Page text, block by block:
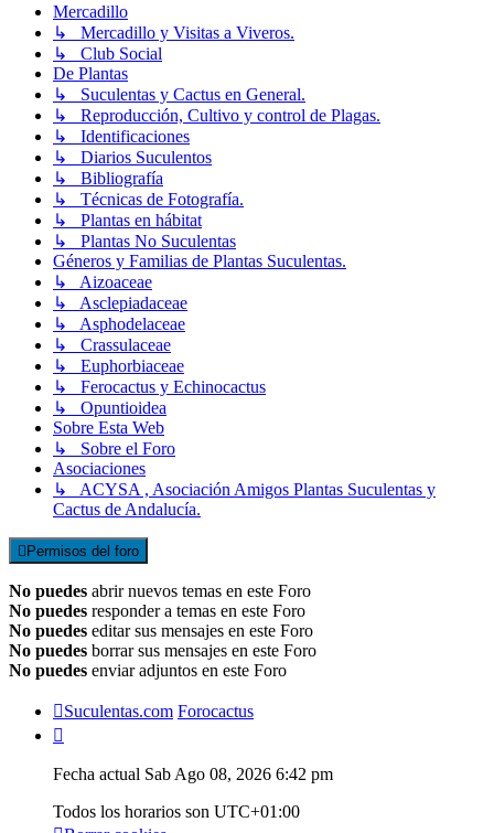
Mercadillo
↳ Mercadillo y Visitas a Viveros.
↳ Club Social
De Plantas
↳ Suculentas y Cactus en General.
↳ Reproducción, Cultivo y control de Plagas.
↳ Identificaciones
↳ Diarios Suculentos
↳ Bibliografía
↳ Técnicas de Fotografía.
↳ Plantas en hábitat
↳ Plantas No Suculentas
Géneros y Familias de Plantas Suculentas.
↳ Aizoaceae
↳ Asclepiadaceae
↳ Asphodelaceae
↳ Crassulaceae
↳ Euphorbiaceae
↳ Ferocactus y Echinocactus
↳ Opuntioidea
Sobre Esta Web
↳ Sobre el Foro
Asociaciones
↳ ACYSA , Asociación Amigos Plantas Suculentas y
Cactus de Andalucía.
Permisos del foro
No puedes abrir nuevos temas en este Foro
No puedes responder a temas en este Foro
No puedes editar sus mensajes en este Foro
No puedes borrar sus mensajes en este Foro
No puedes enviar adjuntos en este Foro
Suculentas.com Forocactus
Fecha actual Sab Ago 08, 2026 6:42 pm
Todos los horarios son UTC+01:00